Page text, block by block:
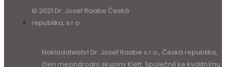
© 2021 Dr. Josef Raabe Česká
republika, s.r.o.
Nakladatelství Dr. Josef Raabe s.r.o., Česká republika,
člen mezinárodní skupiny Klett. Společně ke kvalitnímu